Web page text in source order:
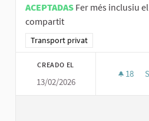
ACEPTADAS Fer més inclusiu
compartit
Resultados al filtrar por la
Transport privat
CREADO EL
13/02/2026
18